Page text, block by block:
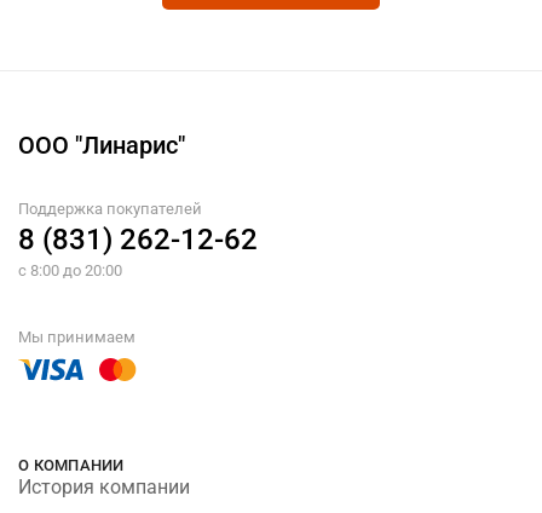
ООО "Линарис"
Поддержка покупателей
8 (831) 262-12-62
с 8:00 до 20:00
Мы принимаем
О КОМПАНИИ
История компании